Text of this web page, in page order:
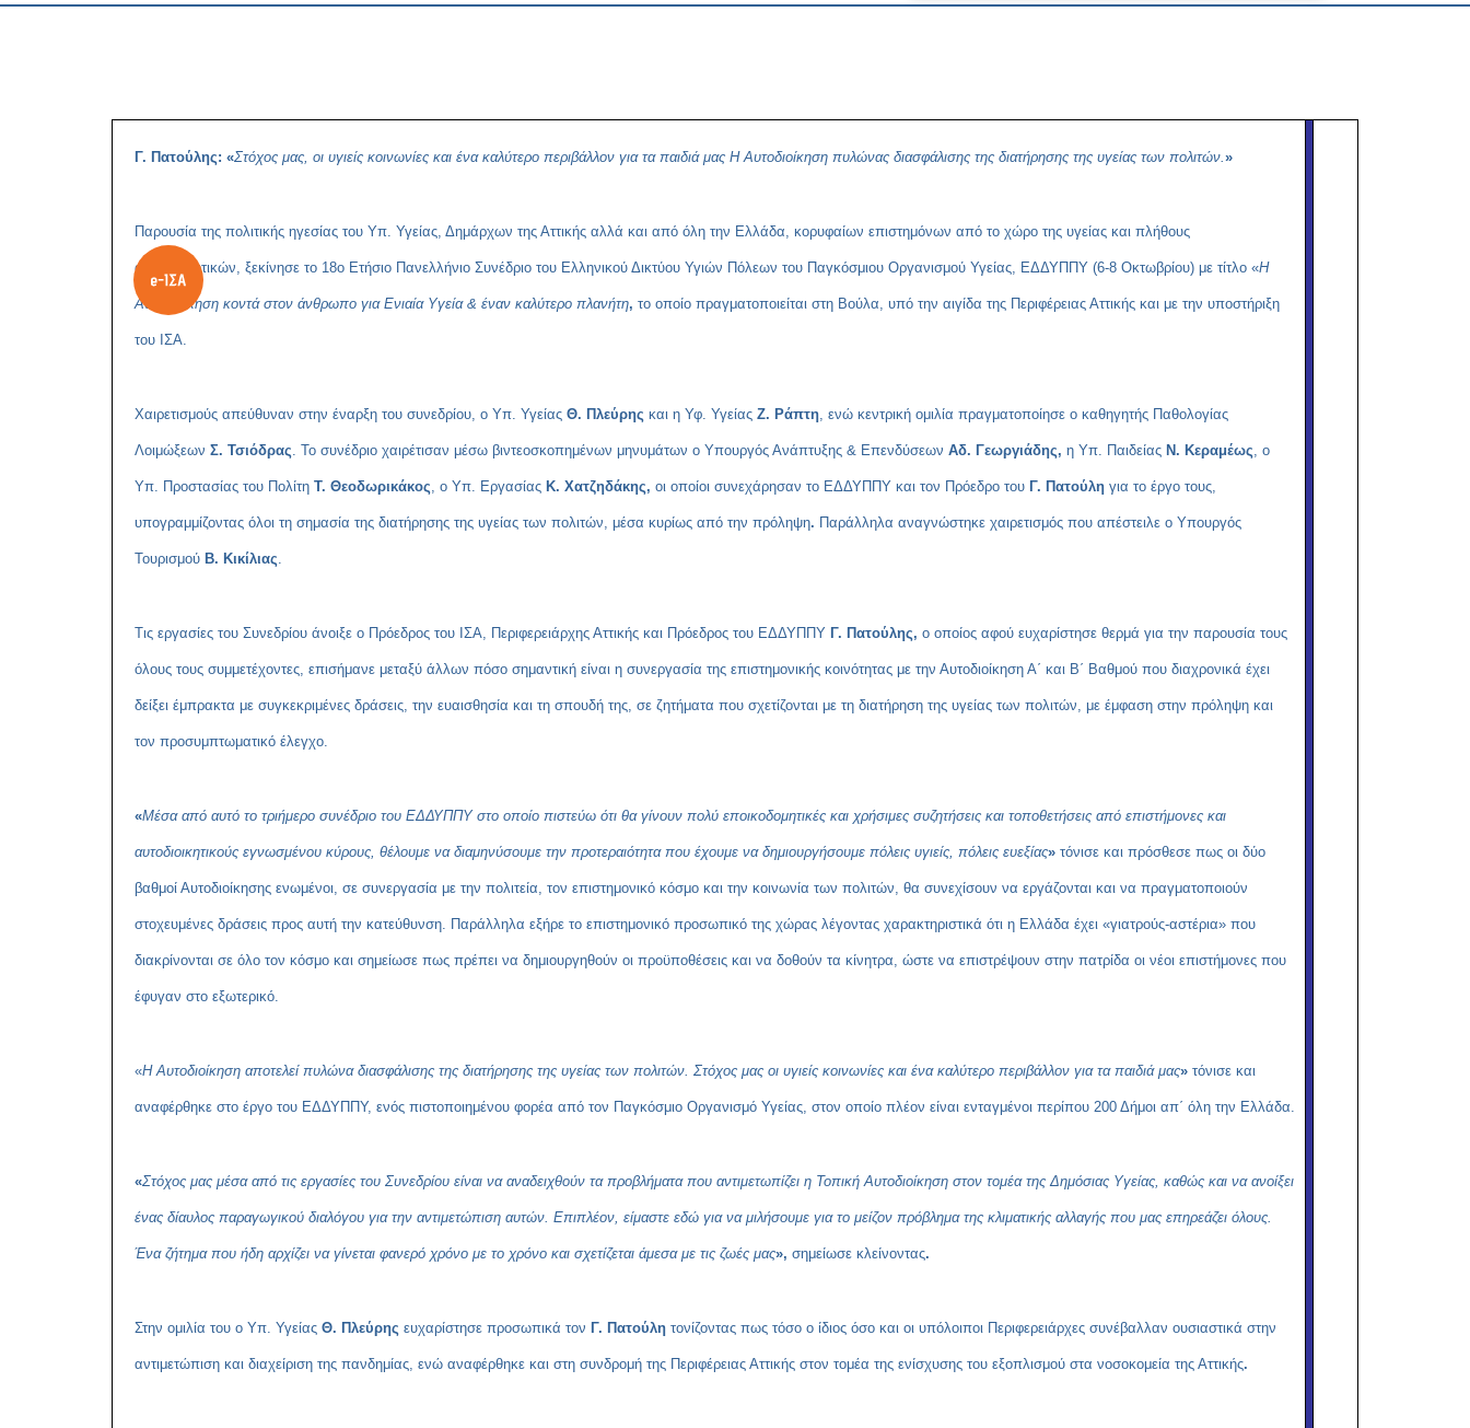
Γ. Πατούλης: «Στόχος μας, οι υγιείς κοινωνίες και ένα καλύτερο περιβάλλον για τα παιδιά μας Η Αυτοδιοίκηση πυλώνας διασφάλισης της διατήρησης της υγείας των πολιτών. »
Παρουσία της πολιτικής ηγεσίας του Υπ. Υγείας, Δημάρχων της Αττικής αλλά και από όλη την Ελλάδα, κορυφαίων επιστημόνων από το χώρο της υγείας και πλήθους
αυτοδιοικητικών, ξεκίνησε το 18ο Ετήσιο Πανελλήνιο Συνέδριο του Ελληνικού Δικτύου Υγιών Πόλεων του Παγκόσμιου Οργανισμού Υγείας, ΕΔΔΥΠΠΥ (6-8 Οκτωβρίου) με τίτλο «Η
Αυτοδιοίκηση κοντά στον άνθρωπο για Ενιαία Υγεία & έναν καλύτερο πλανήτη, το οποίο πραγματοποιείται στη Βούλα, υπό την αιγίδα της Περιφέρειας Αττικής και με την υποστήριξη
του ΙΣΑ.
Χαιρετισμούς απεύθυναν στην έναρξη του συνεδρίου, ο Υπ. Υγείας Θ. Πλεύρης και η Υφ. Υγείας Ζ. Ράπτη , ενώ κεντρική ομιλία πραγματοποίησε ο καθηγητής Παθολογίας
Λοιμώξεων Σ. Τσιόδρας . Το συνέδριο χαιρέτισαν μέσω βιντεοσκοπημένων μηνυμάτων ο Υπουργός Ανάπτυξης & Επενδύσεων Αδ. Γεωργιάδης, η Υπ. Παιδείας Ν. Κεραμέως , ο
Υπ. Προστασίας του Πολίτη Τ. Θεοδωρικάκος , ο Υπ. Εργασίας Κ. Χατζηδάκης, οι οποίοι συνεχάρησαν το ΕΔΔΥΠΠΥ και τον Πρόεδρο του Γ. Πατούλη για το έργο τους,
υπογραμμίζοντας όλοι τη σημασία της διατήρησης της υγείας των πολιτών, μέσα κυρίως από την πρόληψη. Παράλληλα αναγνώστηκε χαιρετισμός που απέστειλε ο Υπουργός
Τουρισμού Β. Κικίλιας
Τις εργασίες του Συνεδρίου άνοιξε ο Πρόεδρος του ΙΣΑ, Περιφερειάρχης Αττικής και Πρόεδρος του ΕΔΔΥΠΠΥ Γ. Πατούλης, ο οποίος αφού ευχαρίστησε θερμά για την παρουσία τους
όλους τους συμμετέχοντες, επισήμανε μεταξύ άλλων πόσο σημαντική είναι η συνεργασία της επιστημονικής κοινότητας με την Αυτοδιοίκηση Α΄ και Β΄ Βαθμού που διαχρονικά έχει
δείξει έμπρακτα με συγκεκριμένες δράσεις, την ευαισθησία και τη σπουδή της, σε ζητήματα που σχετίζονται με τη διατήρηση της υγείας των πολιτών, με έμφαση στην πρόληψη και
τον προσυμπτωματικό έλεγχο.
«Μέσα από αυτό το τριήμερο συνέδριο του ΕΔΔΥΠΠΥ στο οποίο πιστεύω ότι θα γίνουν πολύ εποικοδομητικές και χρήσιμες συζητήσεις και τοποθετήσεις από επιστήμονες και
αυτοδιοικητικούς εγνωσμένου κύρους, θέλουμε να διαμηνύσουμε την προτεραιότητα που έχουμε να δημιουργήσουμε πόλεις υγιείς, πόλεις ευεξίας» τόνισε και πρόσθεσε πως οι δύο
βαθμοί Αυτοδιοίκησης ενωμένοι, σε συνεργασία με την πολιτεία, τον επιστημονικό κόσμο και την κοινωνία των πολιτών, θα συνεχίσουν να εργάζονται και να πραγματοποιούν
στοχευμένες δράσεις προς αυτή την κατεύθυνση. Παράλληλα εξήρε το επιστημονικό προσωπικό της χώρας λέγοντας χαρακτηριστικά ότι η Ελλάδα έχει «γιατρούς-αστέρια» που
διακρίνονται σε όλο τον κόσμο και σημείωσε πως πρέπει να δημιουργηθούν οι προϋποθέσεις και να δοθούν τα κίνητρα, ώστε να επιστρέψουν στην πατρίδα οι νέοι επιστήμονες που
έφυγαν στο εξωτερικό.
«Η Αυτοδιοίκηση αποτελεί πυλώνα διασφάλισης της διατήρησης της υγείας των πολιτών. Στόχος μας οι υγιείς κοινωνίες και ένα καλύτερο περιβάλλον για τα παιδιά μας» τόνισε και
αναφέρθηκε στο έργο του ΕΔΔΥΠΠΥ, ενός πιστοποιημένου φορέα από τον Παγκόσμιο Οργανισμό Υγείας, στον οποίο πλέον είναι ενταγμένοι περίπου 200 Δήμοι απ΄ όλη την Ελλάδα.
«Στόχος μας μέσα από τις εργασίες του Συνεδρίου είναι να αναδειχθούν τα προβλήματα που αντιμετωπίζει η Τοπική Αυτοδιοίκηση στον τομέα της Δημόσιας Υγείας, καθώς και να ανοίξει
ένας δίαυλος παραγωγικού διαλόγου για την αντιμετώπιση αυτών. Επιπλέον, είμαστε εδώ για να μιλήσουμε για το μείζον πρόβλημα της κλιματικής αλλαγής που μας επηρεάζει όλους.
Ένα ζήτημα που ήδη αρχίζει να γίνεται φανερό χρόνο με το χρόνο και σχετίζεται άμεσα με τις ζωές μας», σημείωσε κλείνοντας.
Στην ομιλία του ο Υπ. Υγείας Θ. Πλεύρης ευχαρίστησε προσωπικά τον Γ. Πατούλη τονίζοντας πως τόσο ο ίδιος όσο και οι υπόλοιποι Περιφερειάρχες συνέβαλλαν ουσιαστικά στην
αντιμετώπιση και διαχείριση της πανδημίας, ενώ αναφέρθηκε και στη συνδρομή της Περιφέρειας Αττικής στον τομέα της ενίσχυσης του εξοπλισμού στα νοσοκομεία της Αττικής.
Copy